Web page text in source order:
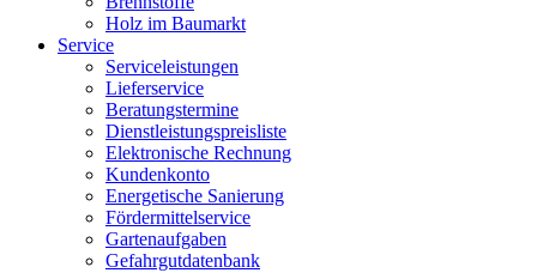
Holz im Baumarkt
Service
Serviceleistungen
Lieferservice
Beratungstermine
Dienstleistungspreisliste
Elektronische Rechnung
Kundenkonto
Energetische Sanierung
Fördermittelservice
Gartenaufgaben
Gefahrgutdatenbank